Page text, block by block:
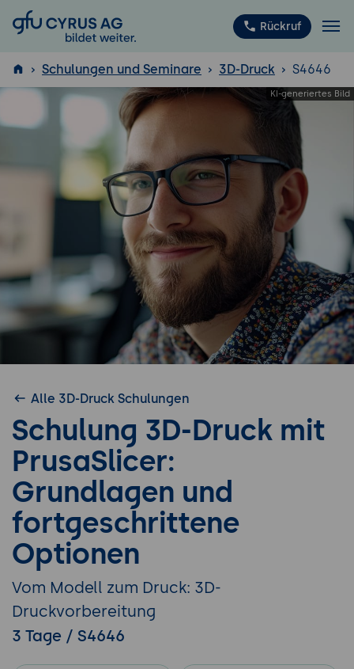
GFU Cyrus AG Rückruf
ISTQB
Schulungen und Seminare 3D-Druck S4646
Alle 3D-Druck Schulungen
Schulung 3D-Druck mit
PrusaSlicer:
Grundlagen und
fortgeschrittene
Optionen
Vom Modell zum Druck: 3D-
Druckvorbereitung
3 Tage / S4646